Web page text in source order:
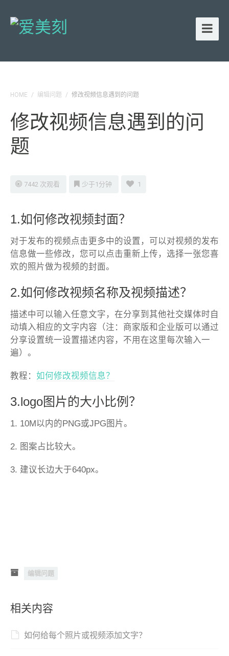
HOME / 编辑问题 / 修改视频信息遇到的问题
修改视频信息遇到的问
题
7442 次观看 少于1分钟 1
1.如何修改视频封面？
对于发布的视频点击更多中的设置，可以对视频的发布
信息做一些修改，您可以点击重新上传，选择一张您喜
欢的照片做为视频的封面。
2.如何修改视频名称及视频描述？
描述中可以输入任意文字，在分享到其他社交媒体时自
动填入相应的文字内容（注：商家版和企业版可以通过
分享设置统一设置描述内容，不用在这里每次输入一
遍）。
教程： 如何修改视频信息？
3.logo图片的大小比例？
1. 10M以内的PNG或JPG图片。
2. 图案占比较大。
3. 建议长边大于640px。
编辑问题
相关内容
如何给每个照片或视频添加文字？